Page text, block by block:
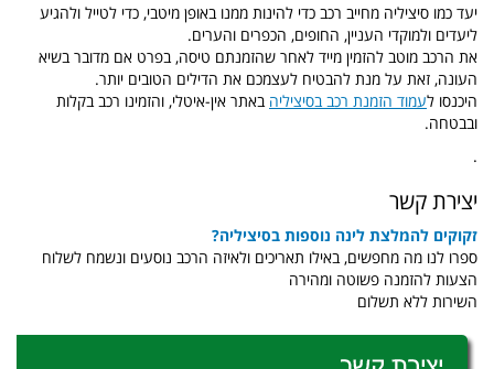
יעד כמו סיציליה מחייב רכב כדי להינות ממנו באופן מיטבי, כדי לטייל ולהגיע
ליעדים ולמוקדי העניין, החופים, הכפרים והערים.
את הרכב מוטב להזמין מייד לאחר שהזמנתם טיסה, בפרט אם מדובר בשיא
העונה, זאת על מנת להבטיח לעצמכם את הדילים הטובים יותר.
היכנסו לעמוד הזמנת רכב בסיציליה באתר אין-איטלי, והזמינו רכב בקלות
ובבטחה.
.
יצירת קשר
זקוקים להמלצת לינה נוספות בסיציליה?
ספרו לנו מה מחפשים, באילו תאריכים ולאיזה הרכב נוסעים ונשמח לשלוח
הצעות להזמנה פשוטה ומהירה
השירות ללא תשלום